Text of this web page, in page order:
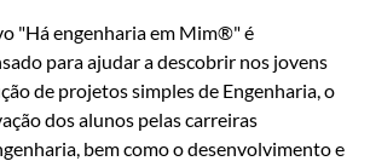
"Há engenharia em Mim®" é
para ajudar a descobrir nos jovens
de projetos simples de Engenharia, o
dos alunos pelas carreiras
bem como o desenvolvimento e